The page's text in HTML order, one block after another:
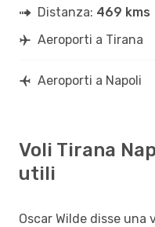
Distanza: 469 kms
Aeroporti a Tirana
Aeroporti a Napoli
Voli Tirana
utili
Oscar Wilde disse una